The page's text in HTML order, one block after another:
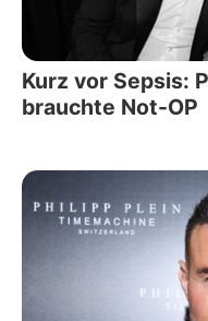
Kurz vor Sepsis:
brauchte Not-OP